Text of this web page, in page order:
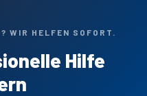
WIR HELFEN SOFORT.
Hilfe